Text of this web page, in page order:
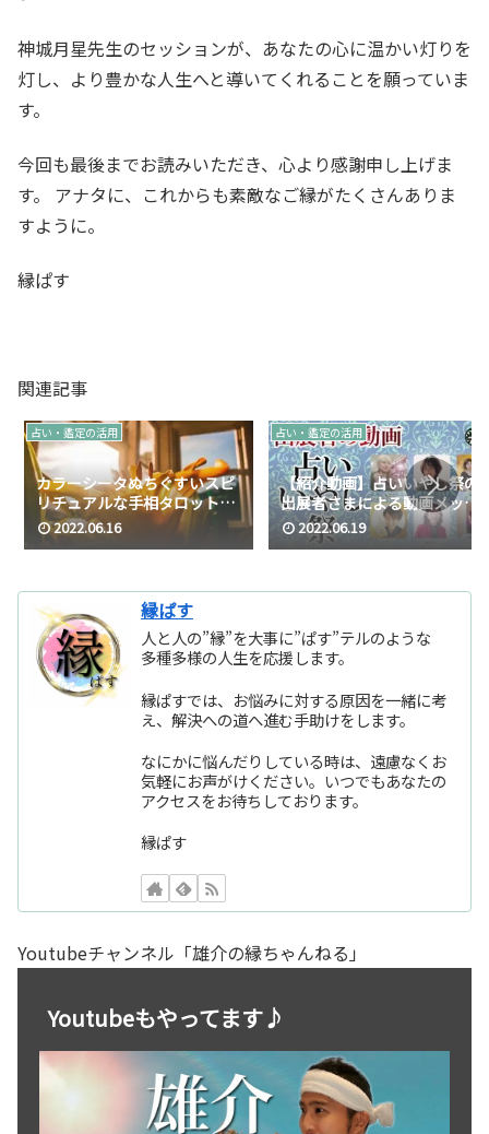
神城月星先生のセッションが、あなたの心に温かい灯りを
灯し、より豊かな人生へと導いてくれることを願っていま
す。
今回も最後までお読みいただき、心より感謝申し上げま
す。 アナタに、これからも素敵なご縁がたくさんありま
すように。
縁ぱす
関連記事
占い・鑑定の活用
カラーシータぬちぐすいスピ
リチュアルな手相タロットの
天使宇宙意識でフラワーオブ
ライフ☆
2022.06.16
占い・鑑定の活用
【紹介動画】占いいやし祭の
出展者さまによる動画メッセ
ージをお届けします（しんぽ
ん・☆Ayumi☆・しろ・神城
2022.06.19
縁ぱす
人と人の”縁”を大事に”ぱす”テルのような
多種多様の人生を応援します。
縁ぱすでは、お悩みに対する原因を一緒に考
え、解決への道へ進む手助けをします。
なにかに悩んだりしている時は、遠慮なくお
気軽にお声がけください。いつでもあなたの
アクセスをお待ちしております。
縁ぱす
Youtubeチャンネル「雄介の縁ちゃんねる」
Youtubeもやってます♪